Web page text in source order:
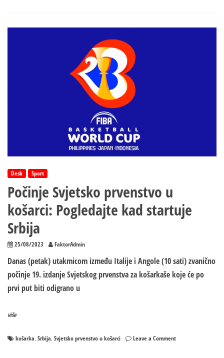
Desk Sport
Počinje Svjetsko prvenstvo u
košarci: Pogledajte kad startuje
Srbija
25/08/2023 FaktorAdmin
Danas (petak) utakmicom između Italije i Angole (10 sati) zvanično
počinje 19. izdanje Svjetskog prvenstva za košarkaše koje će po
prvi put biti odigrano u
više
košarka, Srbija, Svjetsko prvenstvo u košarci Leave a Commenton